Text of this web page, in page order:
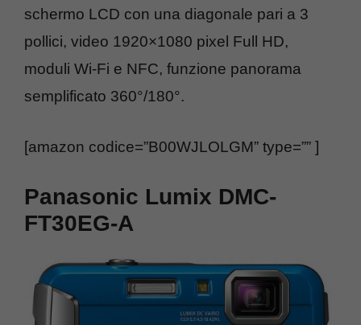
schermo LCD con una diagonale pari a 3
pollici, video 1920×1080 pixel Full HD,
moduli Wi-Fi e NFC, funzione panorama
semplificato 360°/180°.
[amazon codice=”B00WJLOLGM” type=”” ]
Panasonic Lumix DMC-
FT30EG-A